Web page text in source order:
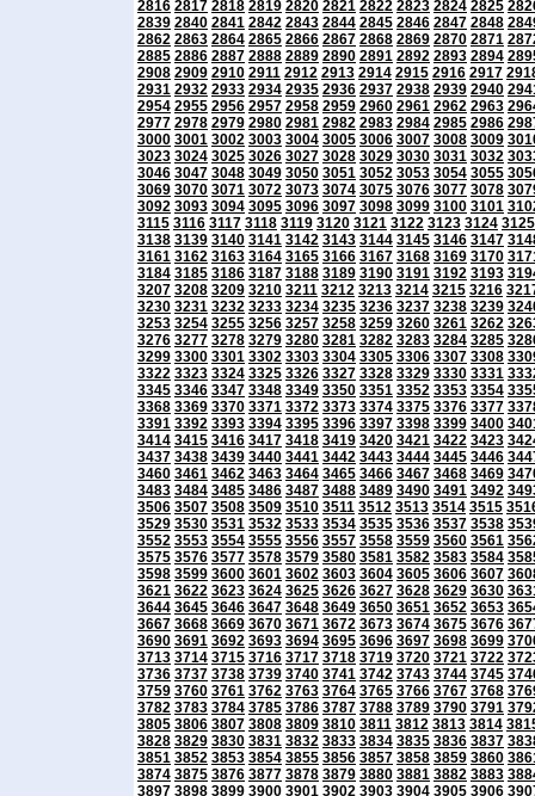
2816 2817 2818 2819 2820 2821 2822 2823 2824 2825
2839 2840 2841 2842 2843 2844 2845 2846 2847 2848
2862 2863 2864 2865 2866 2867 2868 2869 2870 2871
2885 2886 2887 2888 2889 2890 2891 2892 2893 2894
2908 2909 2910 2911 2912 2913 2914 2915 2916 2917
2931 2932 2933 2934 2935 2936 2937 2938 2939 2940
2954 2955 2956 2957 2958 2959 2960 2961 2962 2963
2977 2978 2979 2980 2981 2982 2983 2984 2985 2986
3000 3001 3002 3003 3004 3005 3006 3007 3008 3009
3023 3024 3025 3026 3027 3028 3029 3030 3031 3032
3046 3047 3048 3049 3050 3051 3052 3053 3054 3055
3069 3070 3071 3072 3073 3074 3075 3076 3077 3078
3092 3093 3094 3095 3096 3097 3098 3099 3100 3101
3115 3116 3117 3118 3119 3120 3121 3122 3123 3124 3125
3138 3139 3140 3141 3142 3143 3144 3145 3146 3147
3161 3162 3163 3164 3165 3166 3167 3168 3169 3170
3184 3185 3186 3187 3188 3189 3190 3191 3192 3193
3207 3208 3209 3210 3211 3212 3213 3214 3215 3216
3230 3231 3232 3233 3234 3235 3236 3237 3238 3239
3253 3254 3255 3256 3257 3258 3259 3260 3261 3262
3276 3277 3278 3279 3280 3281 3282 3283 3284 3285
3299 3300 3301 3302 3303 3304 3305 3306 3307 3308
3322 3323 3324 3325 3326 3327 3328 3329 3330 3331
3345 3346 3347 3348 3349 3350 3351 3352 3353 3354
3368 3369 3370 3371 3372 3373 3374 3375 3376 3377
3391 3392 3393 3394 3395 3396 3397 3398 3399 3400
3414 3415 3416 3417 3418 3419 3420 3421 3422 3423
3437 3438 3439 3440 3441 3442 3443 3444 3445 3446
3460 3461 3462 3463 3464 3465 3466 3467 3468 3469
3483 3484 3485 3486 3487 3488 3489 3490 3491 3492
3506 3507 3508 3509 3510 3511 3512 3513 3514 3515
3529 3530 3531 3532 3533 3534 3535 3536 3537 3538
3552 3553 3554 3555 3556 3557 3558 3559 3560 3561
3575 3576 3577 3578 3579 3580 3581 3582 3583 3584
3598 3599 3600 3601 3602 3603 3604 3605 3606 3607
3621 3622 3623 3624 3625 3626 3627 3628 3629 3630
3644 3645 3646 3647 3648 3649 3650 3651 3652 3653
3667 3668 3669 3670 3671 3672 3673 3674 3675 3676
3690 3691 3692 3693 3694 3695 3696 3697 3698 3699
3713 3714 3715 3716 3717 3718 3719 3720 3721 3722
3736 3737 3738 3739 3740 3741 3742 3743 3744 3745
3759 3760 3761 3762 3763 3764 3765 3766 3767 3768
3782 3783 3784 3785 3786 3787 3788 3789 3790 3791
3805 3806 3807 3808 3809 3810 3811 3812 3813 3814
3828 3829 3830 3831 3832 3833 3834 3835 3836 3837
3851 3852 3853 3854 3855 3856 3857 3858 3859 3860
3874 3875 3876 3877 3878 3879 3880 3881 3882 3883
3897 3898 3899 3900 3901 3902 3903 3904 3905 3906